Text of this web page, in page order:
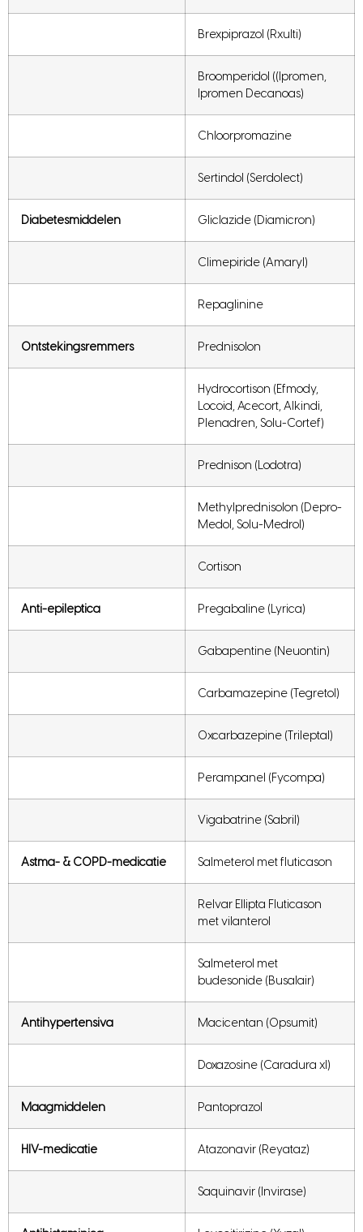
Brexpiprazol (Rxulti)
Broomperidol ((Ipromen,
Ipromen Decanoas)
Chloorpromazine
Sertindol (Serdolect)
Diabetesmiddelen Gliclazide (Diamicron)
Climepiride (Amaryl)
Repaglinine
Ontstekingsremmers Prednisolon
Hydrocortison (Efmody,
Locoid, Acecort, Alkindi,
Plenadren, Solu-Cortef)
Prednison (Lodotra)
Methylprednisolon (Depro-
Medol, Solu-Medrol)
Cortison
Anti-epileptica Pregabaline (Lyrica)
Gabapentine (Neuontin)
Carbamazepine (Tegretol)
Oxcarbazepine (Trileptal)
Perampanel (Fycompa)
Vigabatrine (Sabril)
Astma- & COPD-medicatie Salmeterol met fluticason
Relvar Ellipta Fluticason
met vilanterol
Salmeterol met
budesonide (Busalair)
Antihypertensiva Macicentan (Opsumit)
Doxazosine (Caradura xl)
Maagmiddelen Pantoprazol
HIV-medicatie Atazonavir (Reyataz)
Saquinavir (Invirase)